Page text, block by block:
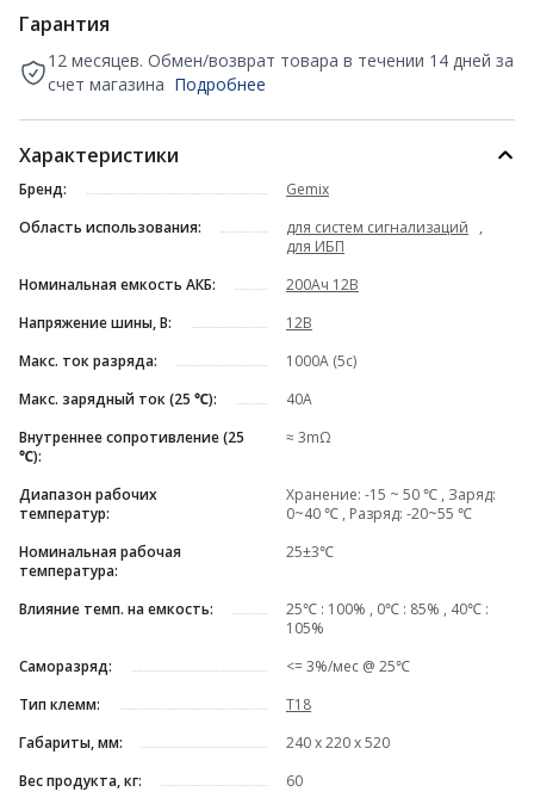
Гарантия
12 месяцев. Обмен/возврат товара в течении 14 дней за
счет магазина Подробнее
Характеристики
Бренд:
Gemix
Область использования:
для систем сигнализаций
,
для ИБП
Номинальная емкость АКБ:
200Ач 12В
Напряжение шины, В:
12В
Макс. ток разряда:
1000A (5с)
Макс. зарядный ток (25 ℃):
40A
Внутреннее сопротивление (25
℃):
≈ 3mΩ
Диапазон рабочих
температур:
Хранение: -15 ~ 50 ℃ , Заряд:
0~40 ℃ , Разряд: -20~55 ℃
Номинальная рабочая
температура:
25±3℃
Влияние темп. на емкость:
25℃ : 100% , 0℃ : 85% , 40℃ :
105%
Саморазряд:
<= 3%/мес @ 25℃
Тип клемм:
T18
Габариты, мм:
240 х 220 х 520
Вес продукта, кг:
60